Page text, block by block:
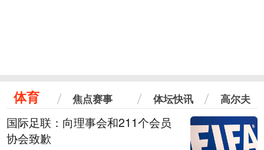
体育 焦点赛事 体坛快讯 高尔夫
国际足联：向理事会和211个会员
协会致歉